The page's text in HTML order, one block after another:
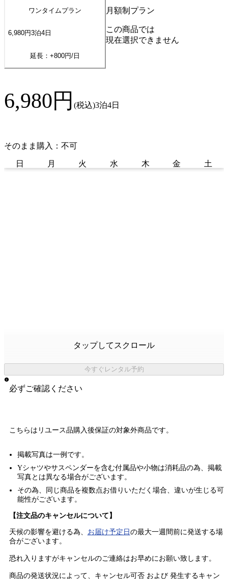
ワンタイムプラン
6,980円3泊4 日
延長：+800円/日
月額制プラン
この商品では
現在選択できません
6,980円 (税込)3泊4日
そのまま購入：不可
日 月 火 水 木 金 土
タップしてスクロール
今すぐレンタル予約
必ずご確認ください
こちらはリユース品購入後保証の対象外商品です。
掲載写真は一例です。
Yシャツやサスペンダーを含む付属品や小物は消耗品の為、掲載
写真とは異なる場合がございます。
その為、同じ商品を複数点お借りいただく場合、違いが生じる可
能性がございます。
【注文品のキャンセルについて】
天候の影響を避ける為、 お届け予定日 の最大一週間前に発送する場
合がございます。
恐れ入りますがキャンセルのご連絡はお早めにお願い致します。
商品の発送状況によって、キャンセル可否 および 発生するキャン